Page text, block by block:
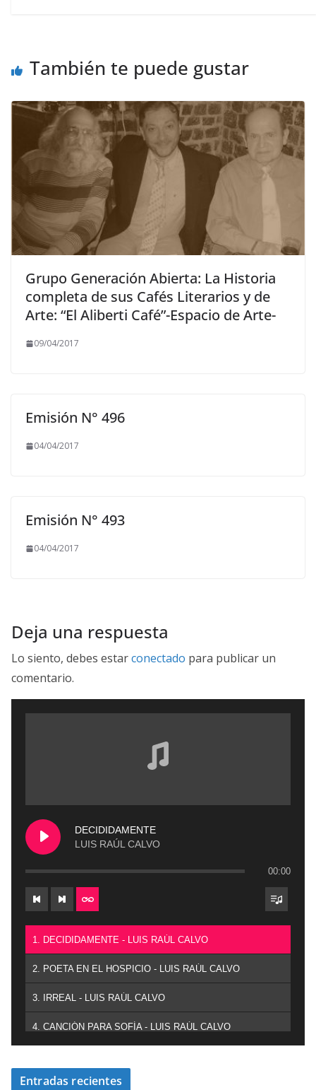
También te puede gustar
Grupo Generación Abierta: La Historia
completa de sus Cafés Literarios y de
Arte: “El Aliberti Café”-Espacio de Arte-
09/04/2017
Emisión N° 496
04/04/2017
Emisión N° 493
04/04/2017
Deja una respuesta
Lo siento, debes estarconectado para publicar un
comentario.
DECIDIDAMENTE
LUIS RAÚL CALVO
00:00
1. DECIDIDAMENTE - LUIS RAÚL CALVO
2. POETA EN EL HOSPICIO - LUIS RAÚL CALVO
3. IRREAL - LUIS RAÚL CALVO
4. CANCIÓN PARA SOFÍA - LUIS RAÚL CALVO
Entradas recientes